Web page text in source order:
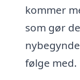
kommer
som gør
følge med.